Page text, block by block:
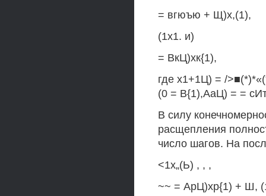
= вгюъю + Щ)х,(1),
(1x1. и)
= ВкЦ)хк{1),
где х1+1Ц) = /
(0 = В{1),АаЦ) = =
В силу
расщепления
число шагов. На
<1х„(Ь) , , ,
~~ = АрЦ)хр{1) + Ш,